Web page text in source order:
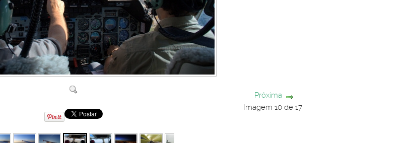
Próxima
Imagem 10 de 17